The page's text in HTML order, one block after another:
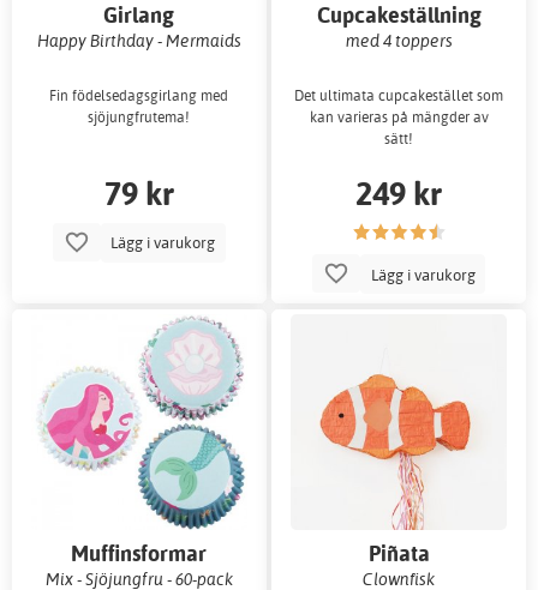
Girlang
Happy Birthday - Mermaids
Fin födelsedagsgirlang med
sjöjungfrutema!
79 kr
Lägg i varukorg
Cupcakeställning
med 4 toppers
Det ultimata cupcakestället som
kan varieras på mängder av
sätt!
249 kr
Lägg i varukorg
Muffinsformar
Mix - Sjöjungfru - 60-pack
Piñata
Clownfisk